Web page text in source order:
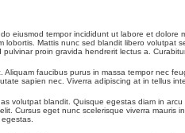
eiusmod tempor incididunt ut labore et
lobortis. Mattis nunc sed blandit libero
proin gravida hendrerit lectus a.
faucibus purus in massa tempor nec
sapien nec. Viverra adipiscing at in tellus
volutpat blandit. Quisque egestas diam in
Cursus eget nunc scelerisque viverra